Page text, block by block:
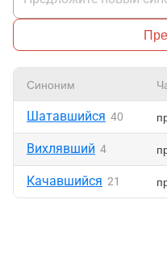
Синоним
Шатавшийся 40
Вихлявший 4
Качавшийся 21